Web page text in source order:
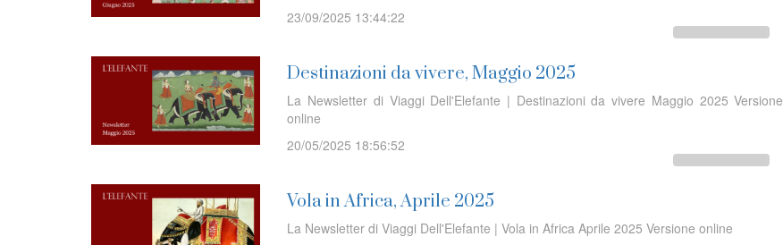
23/09/2025 13:44:22
Destinazioni da vivere, Maggio 2025
La Newsletter di Viaggi Dell'Elefante | Destinazioni da vivere Maggio 2025 Versione
online
20/05/2025 18:56:52
Vola in Africa, Aprile 2025
La Newsletter di Viaggi Dell'Elefante | Vola in Africa Aprile 2025 Versione online